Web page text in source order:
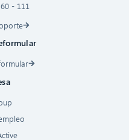
- 111